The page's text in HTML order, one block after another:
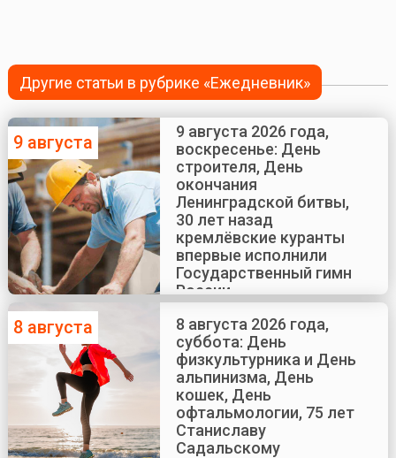
Другие статьи в рубрике «Ежедневник»
9 августа
9 августа 2026 года,
воскресенье: День
строителя, День
окончания
Ленинградской битвы,
30 лет назад
кремлёвские куранты
впервые исполнили
Государственный гимн
России
8 августа
8 августа 2026 года,
суббота: День
физкультурника и День
альпинизма, День
кошек, День
офтальмологии, 75 лет
Станиславу
Садальскому